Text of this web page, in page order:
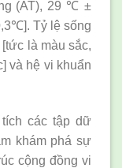
(AT), 29 ℃ ±
Tỷ lệ sống
là màu sắc,
và hệ vi khuẩn
các tập dữ
khám phá sự
cộng đồng vi